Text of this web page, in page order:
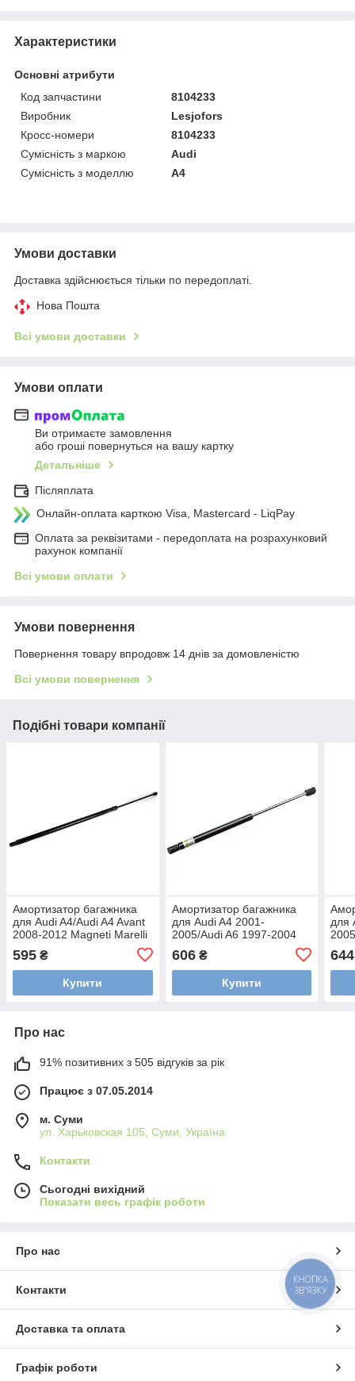
Характеристики
Основні атрибути
Код запчастини
8104233
Виробник
Lesjofors
Кросс-номери
8104233
Сумісність з маркою
Audi
Сумісність з моделлю
A4
Умови доставки
Доставка здійснюється тільки по передоплаті.
Нова Пошта
Всі умови доставки
Умови оплати
Ви отримаєте замовлення
або гроші повернуться на вашу картку
Детальніше
Післяплата
Онлайн-оплата карткою Visa, Mastercard - LiqPay
Оплата за реквізитами - передоплата на розрахунковий
рахунок компанії
Всі умови оплати
Умови повернення
Повернення товару впродовж 14 днів за домовленістю
Всі умови повернення
Подібні товари компанії
Амортизатор багажника
для Audi A4/Audi A4 Avant
2008-2012 Magneti Marelli
595 ₴
Купити
Амортизатор багажника
для Audi A4 2001-
2005/Audi A6 1997-2004
606₴
Купити
для
644
Про нас
91% позитивних з 505 відгуків за рік
Працює з 07.05.2014
м. Суми
ул. Харьковская 105, Суми, Україна
Контакти
Сьогодні вихідний
Показати весь графік роботи
Про нас
Контакти
Доставка та оплата
Графік роботи
КНОПКА
ЗВ'ЯЗКУ